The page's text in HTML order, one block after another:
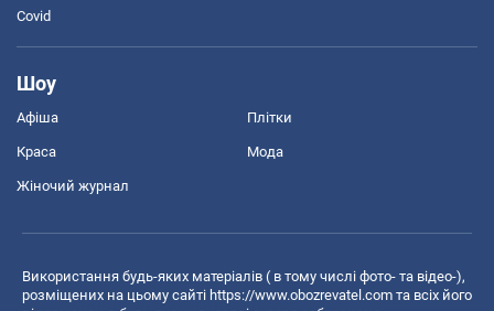
Covid
Шоу
Афіша Плітки
Краса Мода
Жіночий журнал
Використання будь-яких матеріалів ( в тому числі фото- та відео-),
розміщених на цьому сайті https://www.obozrevatel.com та всіх його